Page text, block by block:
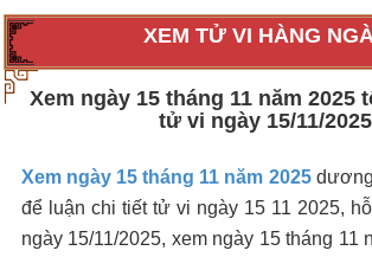
XEM TỬ VI HÀNG
Xem ngày 15 tháng 11 năm 2025
tử vi ngày 15/11/2025
Xem ngày 15 tháng 11 năm 2025dương
để luận chi tiết tử vi ngày 15 11 2025,
ngày 15/11/2025, xem ngày 15 tháng 11